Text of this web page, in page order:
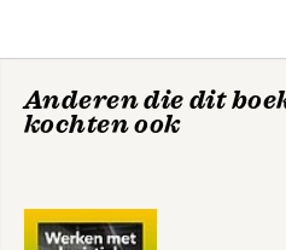
Anderen die dit
kochten ook